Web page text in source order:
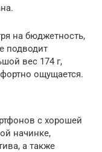
на бюджетность,
подводит
вес 174 г,
ощущается.
с хорошей
начинке,
а также